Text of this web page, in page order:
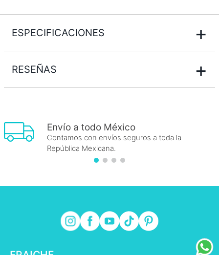
ESPECIFICACIONES +
RESEÑAS +
Envío a todo México
Contamos con envíos seguros a toda la
República Mexicana.